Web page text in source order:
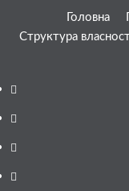
Головна
Структура
Facebook
YouTube
Telegram
Instagram